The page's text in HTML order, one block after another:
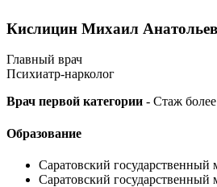
Кислицин Михаил
Главный врач
Психиатр-нарколог
Врач первой категории - Стаж
Образование
Саратовский
Саратовский